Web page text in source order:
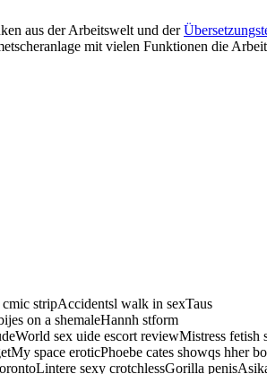
aus der Arbeitswelt und der
mit vielen Funktionen die
stripAccidentsl walk in sexTaus
on a shemaleHannh stform
sex uide escort reviewMistress
space eroticPhoebe cates showqs hher
sexy crotchlessGorilla